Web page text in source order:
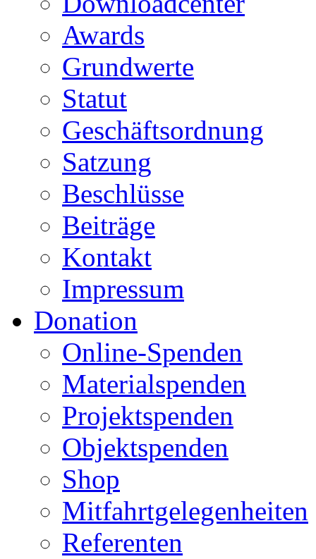
Awards
Grundwerte
Statut
Geschäftsordnung
Satzung
Beschlüsse
Beiträge
Kontakt
Impressum
Donation
Online-Spenden
Materialspenden
Projektspenden
Objektspenden
Shop
Mitfahrtgelegenheiten
Referenten